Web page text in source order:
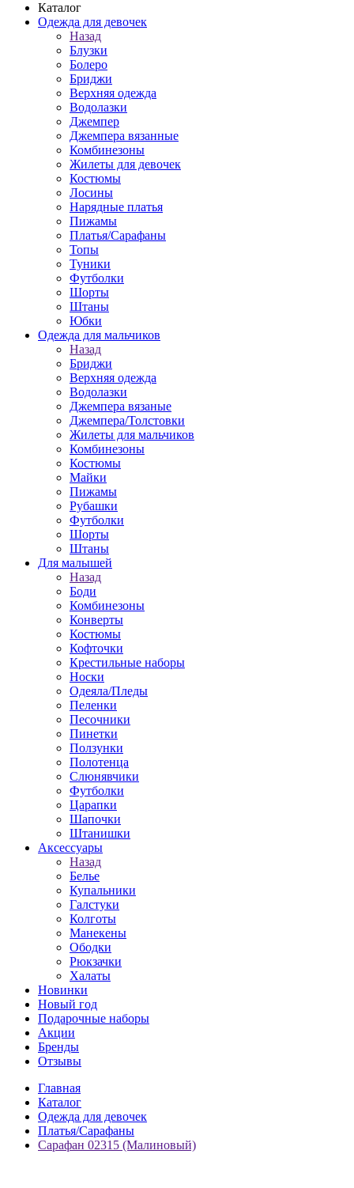
Каталог
Одежда для девочек
Назад
Блузки
Болеро
Бриджи
Верхняя одежда
Водолазки
Джемпер
Джемпера вязанные
Комбинезоны
Жилеты для девочек
Костюмы
Лосины
Нарядные платья
Пижамы
Платья/Сарафаны
Топы
Туники
Футболки
Шорты
Штаны
Юбки
Одежда для мальчиков
Назад
Бриджи
Верхняя одежда
Водолазки
Джемпера вязаные
Джемпера/Толстовки
Жилеты для мальчиков
Комбинезоны
Костюмы
Майки
Пижамы
Рубашки
Футболки
Шорты
Штаны
Для малышей
Назад
Боди
Комбинезоны
Конверты
Костюмы
Кофточки
Крестильные наборы
Носки
Одеяла/Пледы
Пеленки
Песочники
Пинетки
Ползунки
Полотенца
Слюнявчики
Футболки
Царапки
Шапочки
Штанишки
Аксессуары
Назад
Белье
Купальники
Галстуки
Колготы
Манекены
Ободки
Рюкзачки
Халаты
Новинки
Новый год
Подарочные наборы
Акции
Бренды
Отзывы
Главная
Каталог
Одежда для девочек
Платья/Сарафаны
Сарафан 02315 (Малиновый)